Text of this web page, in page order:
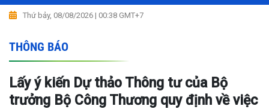
Thứ bảy, 08/08/2026 | 00:38 GMT+7
THÔNG BÁO
Lấy ý kiến Dự thảo Thông tư của Bộ
trưởng Bộ Công Thương quy định về việc